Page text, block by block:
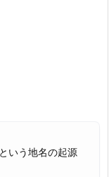
いう地名の起源